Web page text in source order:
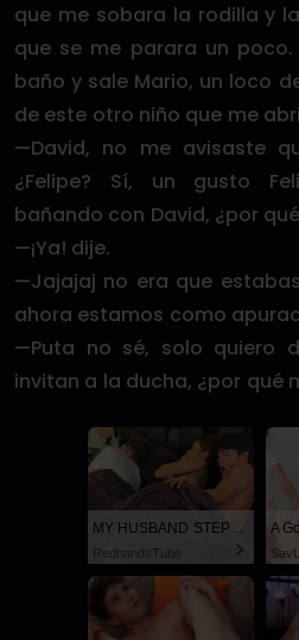
que me sobara la rodilla y
que se me parara un
baño y sale Mario, un loco
de este otro niño que me
—David, no me avisaste
¿Felipe? Sí, un gusto
bañando con David, ¿por
—¡Ya! dije.
—Jajajaj no era que
ahora estamos como
—Puta no sé, solo quiero
invitan a la ducha, ¿por qué
MY HUSBAND STEPSON MISTAKENLY GIVES ME IN THE ASS
RedhandsTube
A